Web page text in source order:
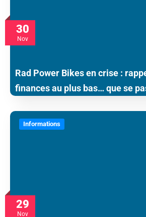
30
Nov
Rad Power Bikes en crise :
finances au plus bas… que se
29
Nov
Informations